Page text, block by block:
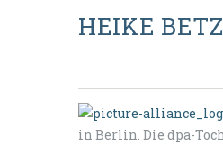
HEIKE
in Berlin. Die dpa-